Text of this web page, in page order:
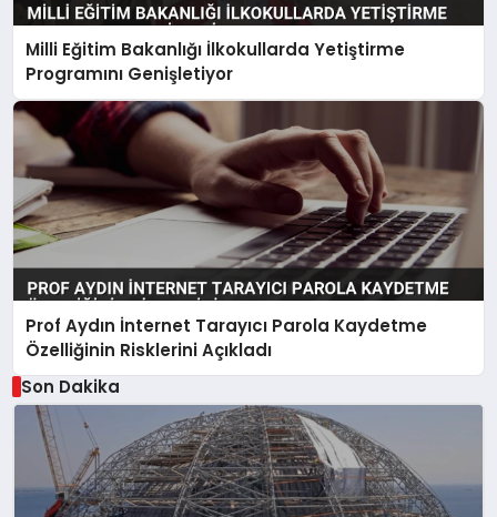
Milli Eğitim Bakanlığı İlkokullarda Yetiştirme
Programını Genişletiyor
Prof Aydın İnternet Tarayıcı Parola Kaydetme
Özelliğinin Risklerini Açıkladı
Son Dakika